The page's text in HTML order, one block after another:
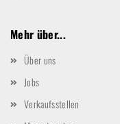
Mehr über...
Über uns
Jobs
Verkaufsstellen